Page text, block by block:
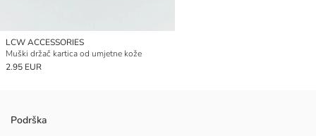
LCW ACCESSORIES
Muški držač kartica od umjetne kože
2.95 EUR
Podrška